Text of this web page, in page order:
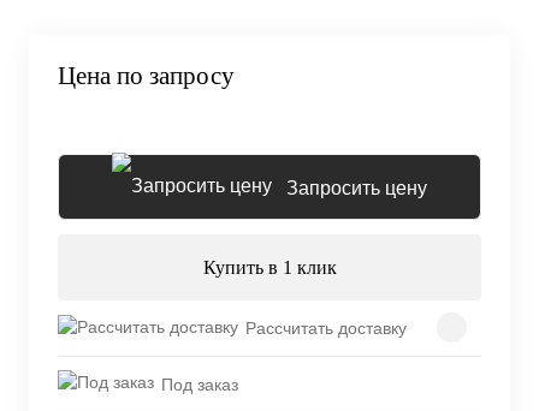
Цена по запросу
Запросить цену
Купить в 1 клик
Рассчитать доставку
Под заказ